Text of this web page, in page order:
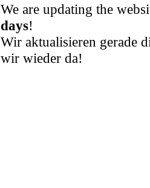
We are updating the
days!
Wir aktualisieren gerade
wir wieder da!